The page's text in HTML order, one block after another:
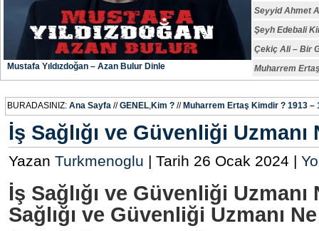
Mustafa Yıldızdoğan – Azan Bulur Dinle
Seyyid Ahmet
Şeyh Edebali
Çekiç Ali – Bir
Muharrem
BURADASINIZ: Ana Sayfa //GENEL,Kim ? // Muharrem Ertaş Kimdir ? 1913 –
İş Sağlığı ve Güvenliği Uzmanı
Yazan Turkmenoglu | Tarih 26 Ocak 2024 |
İş Sağlığı ve Güvenliği
Sağlığı ve Güvenliği Uzmanı